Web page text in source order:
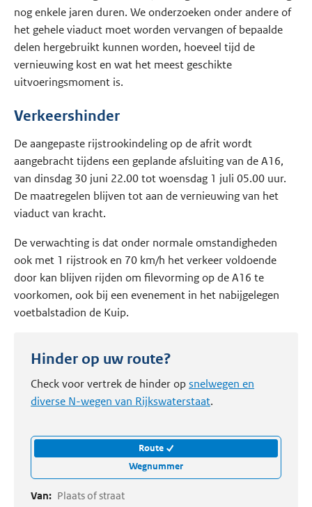
nog enkele jaren duren. We onderzoeken onder andere of
het gehele viaduct moet worden vervangen of bepaalde
delen hergebruikt kunnen worden, hoeveel tijd de
vernieuwing kost en wat het meest geschikte
uitvoeringsmoment is.
Verkeershinder
De aangepaste rijstrookindeling op de afrit wordt
aangebracht tijdens een geplande afsluiting van de A16,
van dinsdag 30 juni 22.00 tot woensdag 1 juli 05.00 uur.
De maatregelen blijven tot aan de vernieuwing van het
viaduct van kracht.
De verwachting is dat onder normale omstandigheden
ook met 1 rijstrook en 70 km/h het verkeer voldoende
door kan blijven rijden om filevorming op de A16 te
voorkomen, ook bij een evenement in het nabijgelegen
voetbalstadion de Kuip.
Hinder op uw route?
Check voor vertrek de hinder opsnelwegen en
diverse N-wegen van Rijkswaterstaat.
Route
Wegnummer
Van: Plaats of straat